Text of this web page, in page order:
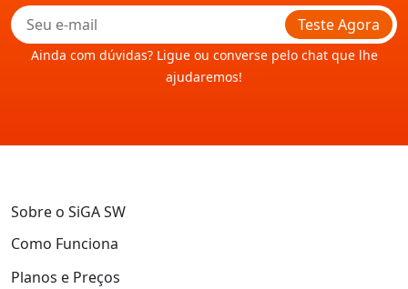
Teste Agora
Ainda com dúvidas? Ligue ou converse pelo chat que lhe
ajudaremos!
Sobre o SiGA SW
Como Funciona
Planos e Preços